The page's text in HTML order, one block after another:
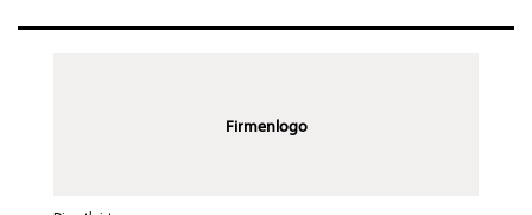
Firmenlogo